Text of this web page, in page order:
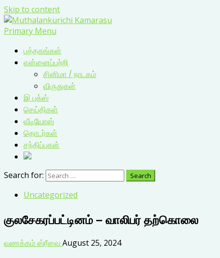
Skip to content
Primary Menu
புத்தகங்கள்
என்னைப்பற்றி
சினிமா / நாடகம்
விருதுகள்
இ புக்ஸ்
செய்திகள்
வீடியோஸ்
தொடர்கள்
சந்திப்புகள்
Search for:
Uncategorized
குலசேகரப்பட்டினம் – வாலிபர் தற்கொலை
வணக்கம் ஸ்ரீவை August 25, 2024